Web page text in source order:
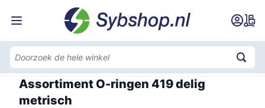
Home
Assortiment O-ringen 419 delig
metrisch